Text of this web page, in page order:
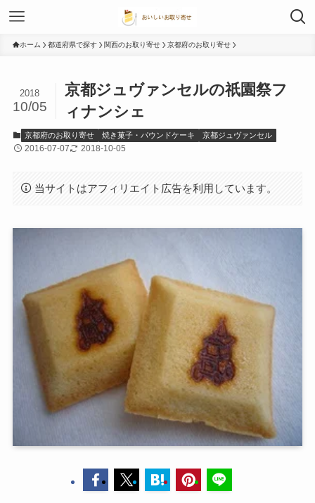
ホーム 都道府県で探す 関西のお取り寄せ 京都府のお取り寄せ
京都ジュヴァンセルの祇園祭フ
ィナンシェ
2018
10/05
京都府のお取り寄せ 焼き菓子・パウンドケーキ 京都ジュヴァンセル
2016-07-07 2018-10-05
当サイトはアフィリエイト広告を利用しています。